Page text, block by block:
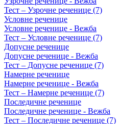
Тест – Узрочне реченице (7)
Условне реченице
Условне реченице - Вежба
Тест – Условне реченице (7)
Допусне реченице
Допусне реченице - Вежба
Тест – Допусне реченице (7)
Намерне реченице
Намерне реченице - Вежба
Тест – Намерне реченице (7)
Последичне реченице
Последичне реченице - Вежба
Тест – Последичне реченице (7)